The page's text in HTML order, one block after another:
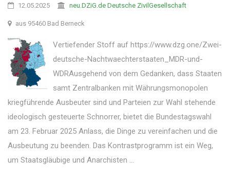
12.05.2025 neu.DZiG.de Deutsche ZivilGesellschaft
aus 95460 Bad Berneck
Vertiefender Stoff auf https://www.dzg.one/Zwei-
deutsche-Nachtwaechterstaaten_MDR-und-
WDRAusgehend von dem Gedanken, dass Staaten
samt Zentralbanken mit Währungsmonopolen
kriegführende Ausbeuter sind und Parteien zur Wahl stehende
ideologisch gesteuerte Schnorrer, bietet die Bundestagswahl
am 23. Februar 2025 Anlass, die Dinge zu vereinfachen und die
Ausbeutung zu beenden. Das Kontrastprogramm ist ein Weg,
um Staatsgläubige und Anarchisten ...